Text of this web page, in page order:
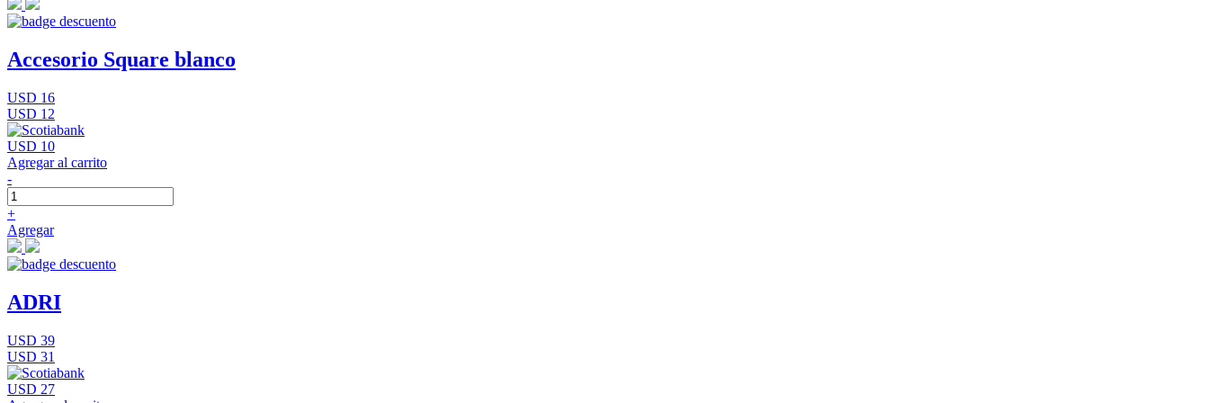
Accesorio Square blanco
USD 16
USD 12
USD 10
Agregar al carrito
-
+
Agregar
ADRI
USD 39
USD 31
USD 27